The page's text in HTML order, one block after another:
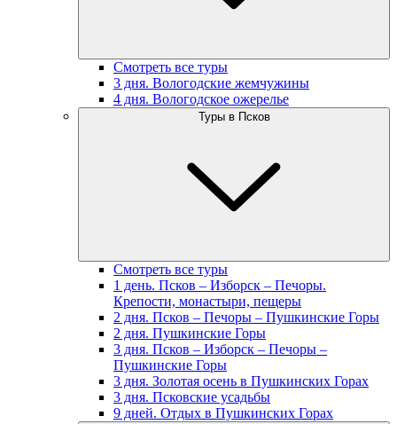
Смотреть все туры
3 дня. Вологодские жемчужины
4 дня. Вологодское ожерелье
Туры в Псков
Смотреть все туры
1 день. Псков – Изборск – Печоры.
Крепости, монастыри, пещеры
2 дня. Псков – Печоры – Пушкинские Горы
2 дня. Пушкинские Горы
3 дня. Псков – Изборск – Печоры –
Пушкинские Горы
3 дня. Золотая осень в Пушкинских Горах
3 дня. Псковские усадьбы
9 дней. Отдых в Пушкинских Горах